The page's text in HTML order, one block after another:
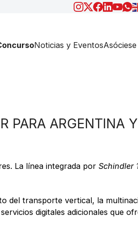
Noticias y EventosAsóciese
PARA ARGENTINA
La línea integrada por Schindler
del transporte vertical, la
digitales adicionales que